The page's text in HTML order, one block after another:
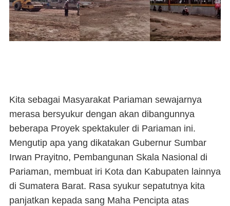
Kita sebagai Masyarakat Pariaman sewajarnya
merasa bersyukur dengan akan dibangunnya
beberapa Proyek spektakuler di Pariaman ini.
Mengutip apa yang dikatakan Gubernur Sumbar
Irwan Prayitno, Pembangunan Skala Nasional di
Pariaman, membuat iri Kota dan Kabupaten lainnya
di Sumatera Barat. Rasa syukur sepatutnya kita
panjatkan kepada sang Maha Pencipta atas